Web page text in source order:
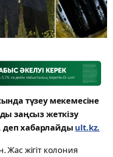
түзеу мекемесіне
заңсыз жеткізу
деп хабарлайды ult.kz.
Жас жігіт колония